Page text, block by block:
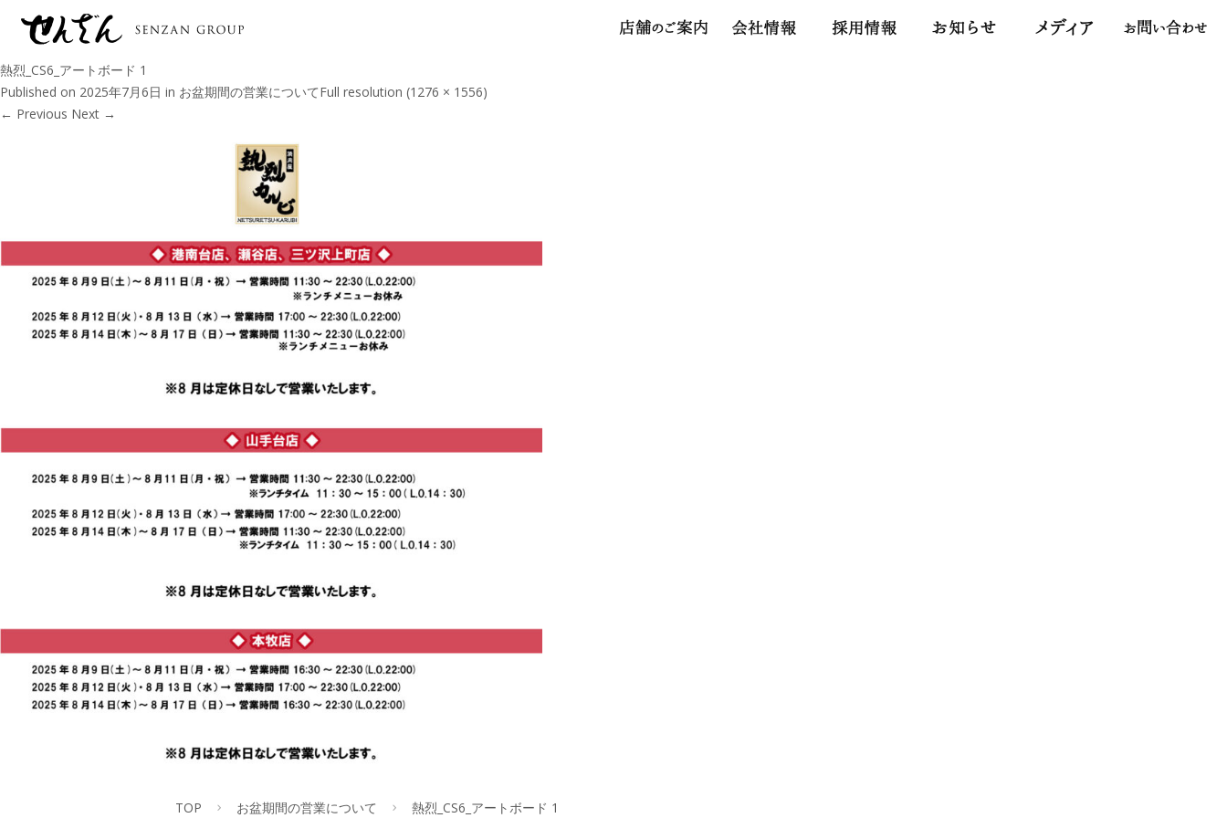
熱烈_CS6_アートボード 1
Published on 2025年7月6日 in お盆期間の営業についてFull resolution (1276 × 1556)
← Previous Next →
TOP お盆期間の営業について 熱烈_CS6_アートボード 1